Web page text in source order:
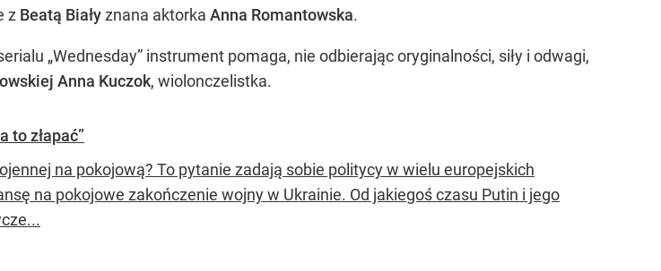
z Beatą Białyznana aktorka Anna Romantowska.
„Wednesday” instrument pomaga, nie odbierając oryginalności, siły i odwagi,
Anna Kuczok, wiolonczelistka.
to złapać”
na pokojową? To pytanie zadają sobie politycy w wielu europejskich
na pokojowe zakończenie wojny w Ukrainie. Od jakiegoś czasu Putin i jego